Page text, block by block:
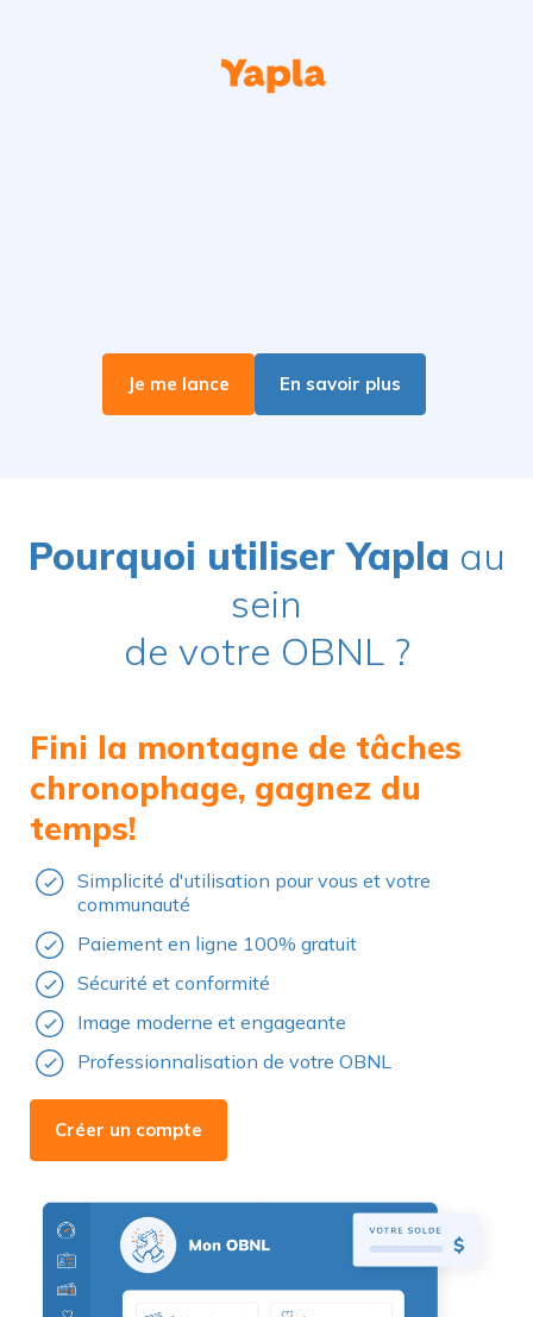
Je me lance En savoir plus
Pourquoi utiliser Yapla au
sein
de votre OBNL ?
Fini la montagne de tâches
chronophage, gagnez du
temps!
Simplicité d'utilisation pour vous et votre
communauté
Paiement en ligne 100% gratuit
Sécurité et conformité
Image moderne et engageante
Professionnalisation de votre OBNL
Créer un compte